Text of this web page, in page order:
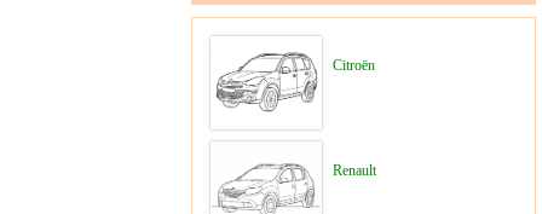
Citroën
Renault